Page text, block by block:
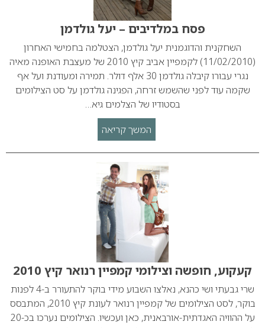
פסח במלדיבים – יעל גולדמן
השחקנית והדוגמנית יעל גולדמן, הצטלמה בחמישי האחרון
(11/02/2010) לקמפיין אביב קיץ 2010 של מעצבת האופנה מאיה
נגרי עבורו קיבלה גולדמן 30 אלף דולר. תמירה ומעודנת ועל אף
שקמה עוד לפני שהשמש זרחה, הפגינה גולדמן על סט הצילומים
בסטודיו של הצלמים גיא…
המשך קריאה
קעקוע, חופשה וצילומי קמפיין רנואר קיץ 2010
שרי גבעתי ושי כהנא, נאלצו השבוע מידי בוקר להתעורר ב-4 לפנות
בוקר, לסט הצילומים של קמפיין רנואר לעונת קיץ 2010, המתבסס
על ההוויה האגדתית-אורבאנית, כאן ועכשיו. הצילומים נערכו בכ-20